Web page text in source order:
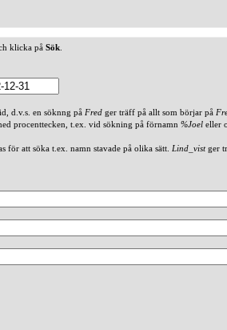
klicka på Sök
d.v.s. en söknng på Fred ger träff på allt som börjar på
procenttecken, t.ex. vid sökning på förnamn %Joel eller
för att söka t.ex. namn stavade på olika sätt. Lind_vistger